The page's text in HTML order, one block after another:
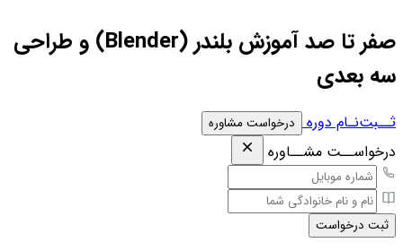
صفر تا صد آموزش بلندر (Blender) و طراحی
سه بعدی
ثــبت‌نـام دوره درخواست مشاوره
درخواســت مشــاوره
ثبت درخواست